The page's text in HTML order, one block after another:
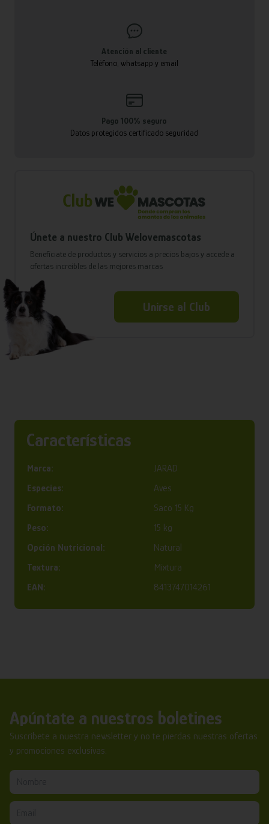
Atención al cliente
Teléfono, whatsapp y email
Pago 100% seguro
Datos protegidos certificado seguridad
Únete a nuestro Club Welovemascotas
Benefíciate de productos y servicios a precios bajos y accede a
ofertas increíbles de las mejores marcas
Unirse al Club
Características
Marca:
JARAD
Especies:
Aves
Formato:
Saco 15 Kg
Peso:
15 kg
Opción Nutricional:
Natural
Textura:
Mixtura
EAN:
8413747014261
Apúntate a nuestros boletines
Suscríbete a nuestra newsletter y no te pierdas nuestras ofertas
y promociones exclusivas.